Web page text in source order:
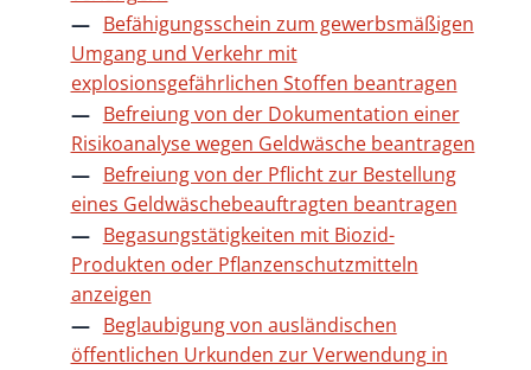
Befähigungsschein zum gewerbsmäßigen
Umgang und Verkehr mit
explosionsgefährlichen Stoffen beantragen
Befreiung von der Dokumentation einer
Risikoanalyse wegen Geldwäsche beantragen
Befreiung von der Pflicht zur Bestellung
eines Geldwäschebeauftragten beantragen
Begasungstätigkeiten mit Biozid-
Produkten oder Pflanzenschutzmitteln
anzeigen
Beglaubigung von ausländischen
öffentlichen Urkunden zur Verwendung in